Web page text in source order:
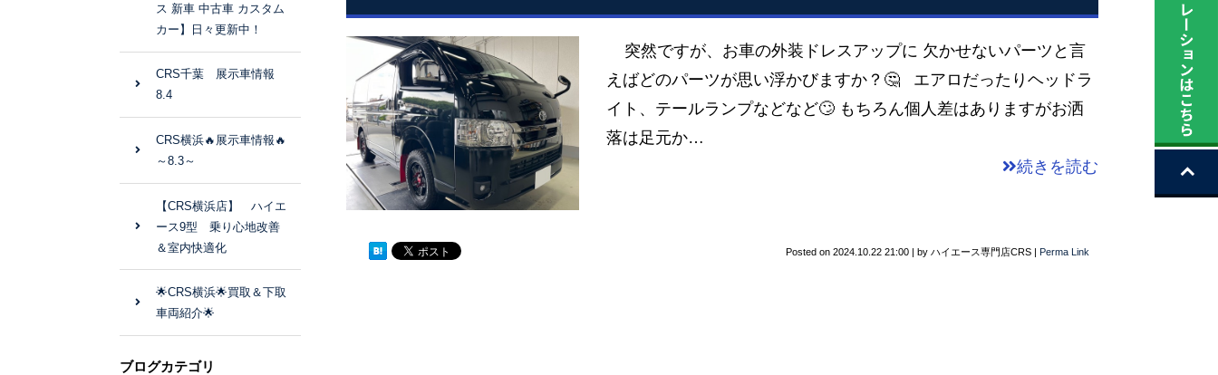
突然ですが、お車の外装ドレスアップに 欠かせないパーツと言
えばどのパーツが思い浮かびますか？🤔 エアロだったりヘッドラ
イト、テールランプなどなど🙄 もちろん個人差はありますがお洒
落は足元か…
続きを読む
Posted on 2024.10.22 21:00 by ハイエース専門店CRS Perma Link
ス 新車 中古車 カスタム
カー】日々更新中！
CRS千葉 展示車情報
8.4
CRS横浜🔥展示車情報🔥
～8.3～
【CRS横浜店】 ハイエ
ース9型 乗り心地改善
＆室内快適化
🌟CRS横浜🌟買取＆下取
車両紹介🌟
ブログカテゴリ